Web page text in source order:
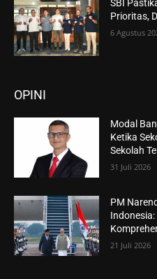
SBI
Prioritas,
6 Agustus
OPINI
Modal
Ketika
Sekolah
31 Juli 2026
PM
21 Juli 2026